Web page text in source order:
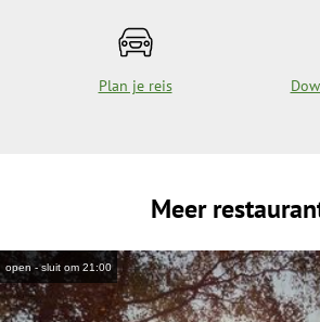
Plan je reis
Meer
open - sluit om 21:00